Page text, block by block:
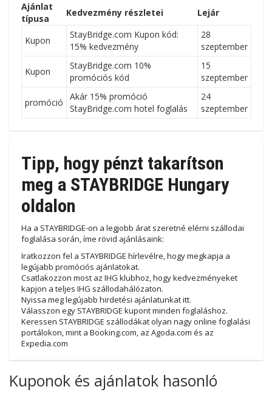
Ajánlat
típusa
Kedvezmény részletei Lejár
Kupon
StayBridge.com Kupon kód:
15% kedvezmény
28
szeptember
Kupon
StayBridge.com 10%
promóciós kód
15
szeptember
promóció
Akár 15% promóció
StayBridge.com hotel foglalás
24
szeptember
Tipp, hogy pénzt takarítson
meg a STAYBRIDGE Hungary
oldalon
Ha a STAYBRIDGE-on a legjobb árat szeretné elérni szállodai
foglalása során, íme rövid ajánlásaink:
Iratkozzon fel a STAYBRIDGE hírlevélre, hogy megkapja a
legújabb promóciós ajánlatokat.
Csatlakozzon most az IHG klubhoz, hogy kedvezményeket
kapjon a teljes IHG szállodahálózaton.
Nyissa meg legújabb hirdetési ajánlatunkat itt.
Válasszon egy STAYBRIDGE kupont minden foglaláshoz.
Keressen STAYBRIDGE szállodákat olyan nagy online foglalási
portálokon, mint a Booking.com, az Agoda.com és az
Expedia.com
Kuponok és ajánlatok hasonló